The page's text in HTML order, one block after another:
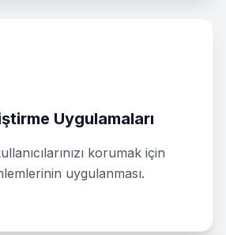
Uygulamaları
korumak için
uygulanması.